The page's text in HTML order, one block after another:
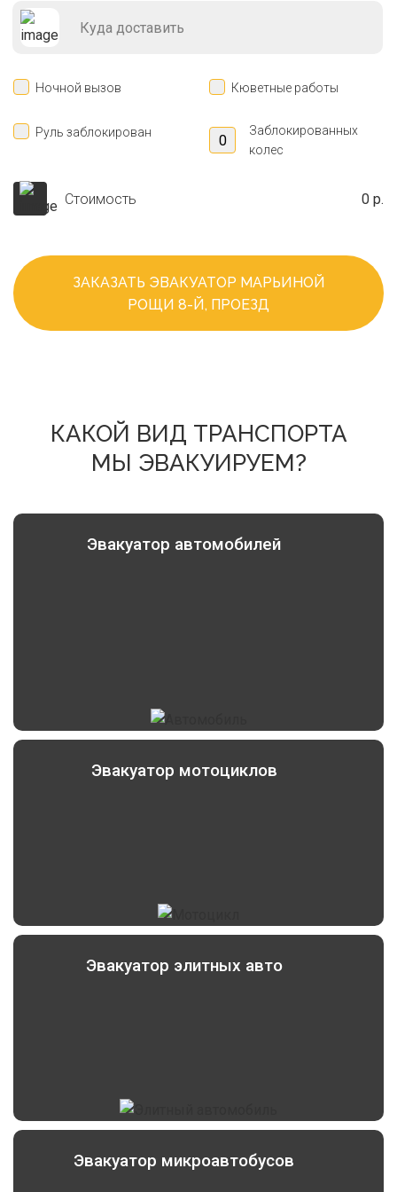
Ночной вызов Кюветные работы
Руль заблокирован
Заблокированных
колес
Стоимость 0 р.
ЗАКАЗАТЬ ЭВАКУАТОР МАРЬИНОЙ
РОЩИ 8-Й, ПРОЕЗД
КАКОЙ ВИД ТРАНСПОРТА
МЫ ЭВАКУИРУЕМ?
Эвакуатор автомобилей
Эвакуатор мотоциклов
Эвакуатор элитных авто
Эвакуатор микроавтобусов